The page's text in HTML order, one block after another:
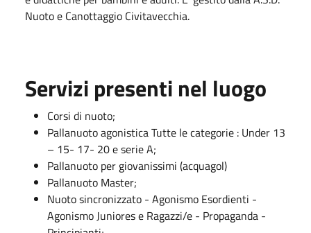
Nuoto e Canottaggio Civitavecchia.
Servizi presenti nel luogo
Corsi di nuoto;
Pallanuoto agonistica Tutte le categorie : Under 13
– 15- 17- 20 e serie A;
Pallanuoto per giovanissimi (acquagol)
Pallanuoto Master;
Nuoto sincronizzato - Agonismo Esordienti -
Agonismo Juniores e Ragazzi/e - Propaganda -